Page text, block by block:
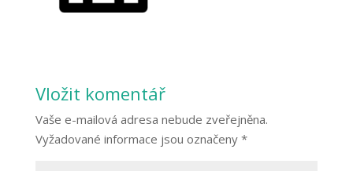
Vložit komentář
Vaše e-mailová adresa nebude zveřejněna.
Vyžadované informace jsou označeny *